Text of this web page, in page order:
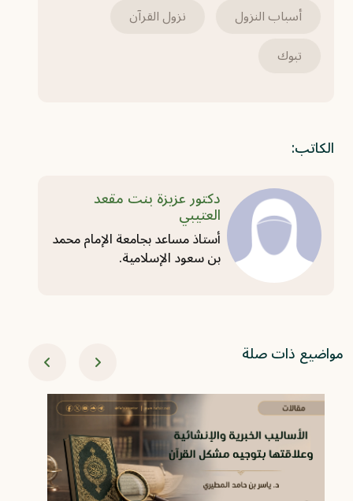
أسباب النزول
نزول القرآن
تبوك
الكاتب:
دكتور عزيزة بنت مقعد
العتيبي
أستاذ مساعد بجامعة الإمام محمد
بن سعود الإسلامية.
مواضيع ذات صلة